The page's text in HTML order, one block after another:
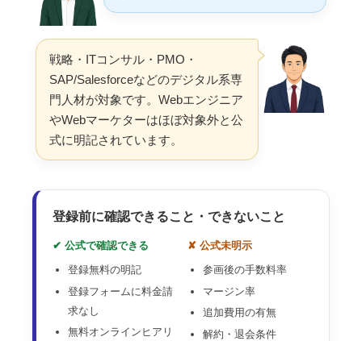
戦略・ITコンサル・PMO・
SAP/Salesforceなどのデジタル系専
門人材が対象です。Webエンジニア
やWebマーケターはほぼ対象外と公
式に明記されています。
登録前に確認できること・できないこと
✔ 公式で確認できる
登録無料の明記
登録フォームに料金請
求なし
無料オンラインヒアリ
✘ 公式未明示
参画後の手数料率
マージン率
追加費用の有無
解約・退会条件